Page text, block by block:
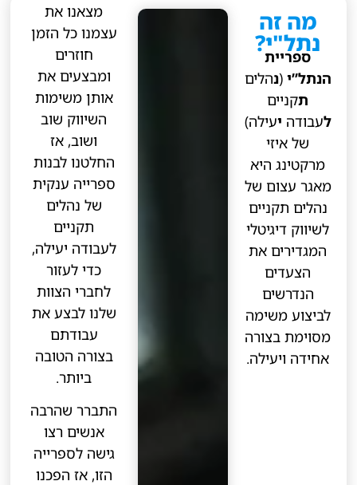
מה זה
נתל"י?
ספריית
הנתל”י (נהלים
תקניים
לעבודה יעילה)
של איזי
מרקטינג היא
מאגר עצום של
נהלים תקניים
לשיווק דיגיטלי
המגדירים את
הצעדים
הנדרשים
לביצוע משימה
מסוימת בצורה
אחידה ויעילה.
מצאנו את
עצמנו כל הזמן
חוזרים
ומבצעים את
אותן משימות
השיווק שוב
ושוב, אז
החלטנו לבנות
ספרייה ענקית
של נהלים
תקניים
לעבודה יעילה,
כדי לעזור
לחברי הצוות
שלנו לבצע את
עבודתם
בצורה הטובה
ביותר.
התברר שהרבה
אנשים רצו
גישה לספרייה
הזו, אז הפכנו